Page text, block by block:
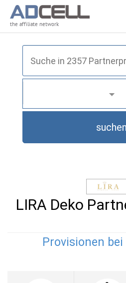
the affiliate network
suchen
LIRA Deko
Provisionen bei